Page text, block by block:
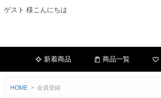
ゲスト 様こんにちは
新着商品 商品一覧
HOME 会員登録